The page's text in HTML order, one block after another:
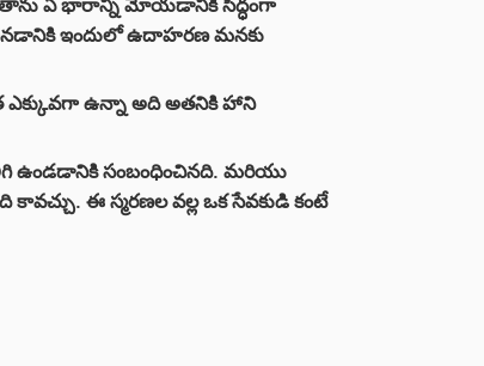
ఇందులో ఉదాహరణ మనకు
ఎక్కువగా ఉన్నా అది అతనికి హాని
ఉండడానికి సంబంధించినది. మరియు
ఈ స్మరణల వల్ల ఒక సేవకుడి కంటే